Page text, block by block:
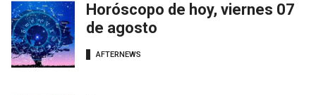
Horóscopo de hoy, viernes 07
de agosto
AFTERNEWS